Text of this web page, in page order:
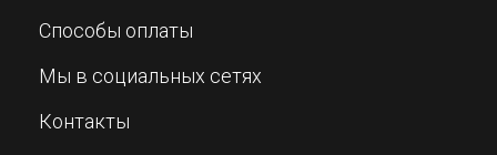
Способы оплаты
Мы в социальных сетях
Контакты